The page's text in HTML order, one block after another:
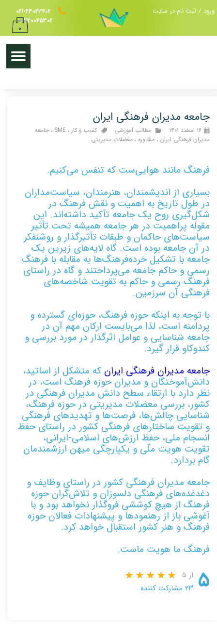
021-23023402
09120045302
ورود / ثبت نام در سایت
۰
جامعه مدیران فرهنگی ایران
۱۶ اسفند ۱۴۰۱ مطالب آموزشی کسب و کار ، SME ، جامعه
مدیران فرهنگی ایران ، مشاوره ، معضلات مدیریتی
فرهنگ مانند هوایی‌ست که تنفس می‌کنیم.
بسیاری از اندیشمندان، هنرمندان، سیاست‌مداران
در طول تاریخ به اهمیت و نقش فرهنگ در
شکل‌گیری روح یک جامعه تأکید داشته‌اند. این
مقوله پراهمیت در هر جامعه همیشه تحت تأثیر
سیاست‌های حاکمان و طبقات تأثیرگذار و روشنفکر
در آن جامعه بوده است. گاه لایه‌های زیرین یک
جامعه با تشکیل خرده‌فرهنگ‌ها به مقابله با فرهنگ
رسمی و حاکم جامعه می‌پرداختند و گاه در راستای
فرهنگ رسمی و حاکم به تقویت شاخصه‌های
فرهنگی آن سرزمین.
با توجه به اینکه حوزه فرهنگ، حوزه‌ای گسترده و
پردامنه است، لذا می‌بایست ارکان مهم آن در
جامعه شناسایی و عوامل اثرگذار در مورد بررسی و
کندوکاو قرار گیرد.
جامعه مدیران فرهنگی ایران که متشکل از اساتید،
دانش‌آموختگان و مدیران حوزه فرهنگ است، در
نظر دارد با ارتقاء سطح دانش مدیران فرهنگی در
کشور، بررسی معضلات مدیریتی در حوزه فرهنگ،
شناسایی چالش‌ها، فرصت‌ها و تهدیدهای فرهنگی
و تقویت ساختارهای فرهنگی کشور در راستای حفظ
انسجام ملی، حفظ ارزش‌های اسلامی-ایرانی،
تقویت هویت ملّی و یکپارچگی میهن ارزشمندمان
گام بردارد.
جامعه مدیران فرهنگی کشور در راستای وظایف و
دغدغده‌های فرهنگی دلسوزان و تلاش‌گران حوزه
فرهنگ از هیچ کوششی فروگذار نخواهد بود و با
آغوشی باز از رهنمودها و پیشنهادات فعالان حوزه
فرهنگ و هنر کشور استقبال خواهد کرد.
فرهنگ ما هویت ماست.
۵ از ۵
۲۳ مشارکت کننده